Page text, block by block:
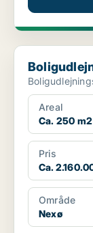
Areal
Ca. 250 m2
Pris
Ca.
Område
Nexø